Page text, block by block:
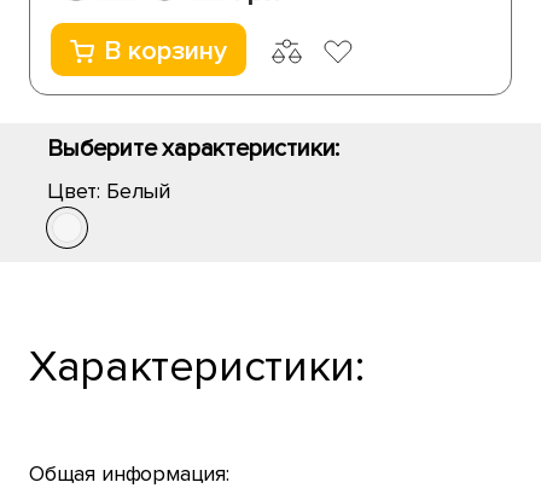
В корзину
Выберите характеристики:
Цвет: Белый
Характеристики:
Общая информация: